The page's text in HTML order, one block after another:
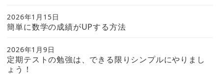
簡単に数学の成績がUPする方法
2026年1月15日
定期テストの勉強は、できる限りシンプルにやりまし
ょう！
2026年1月9日